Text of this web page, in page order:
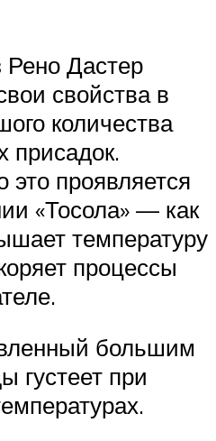
Дастер
свойства в
количества
присадок.
проявляется
«Тосола» — как
температуру
процессы
большим
густеет при